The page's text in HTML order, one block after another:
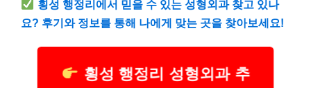
횡성 행정리에서 믿을 수 있는 성형외과 찾고 있나
요? 후기와 정보를 통해 나에게 맞는 곳을 찾아보세요!
횡성 행정리 성형외과 추